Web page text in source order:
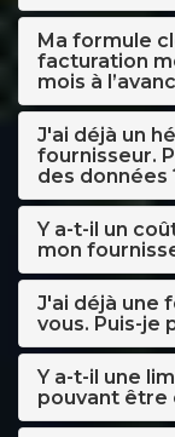
Ma formule
facturation
mois à
J'ai déjà un
fournisseur.
des données
Y a-t-il un
mon
J'ai déjà une
vous. Puis-je
Y a-t-il une
pouvant être